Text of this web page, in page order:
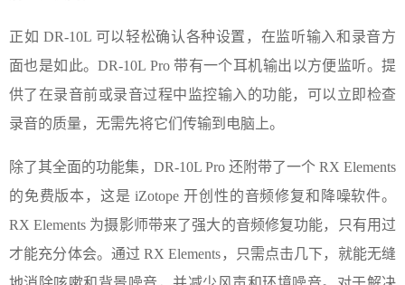
正如 DR-10L 可以轻松确认各种设置，在监听输入和录音方
面也是如此。DR-10L Pro 带有一个耳机输出以方便监听。提
供了在录音前或录音过程中监控输入的功能，可以立即检查
录音的质量，无需先将它们传输到电脑上。
除了其全面的功能集，DR-10L Pro 还附带了一个 RX Elements
的免费版本，这是 iZotope 开创性的音频修复和降噪软件。
RX Elements 为摄影师带来了强大的音频修复功能，只有用过
才能充分体会。通过 RX Elements，只需点击几下，就能无缝